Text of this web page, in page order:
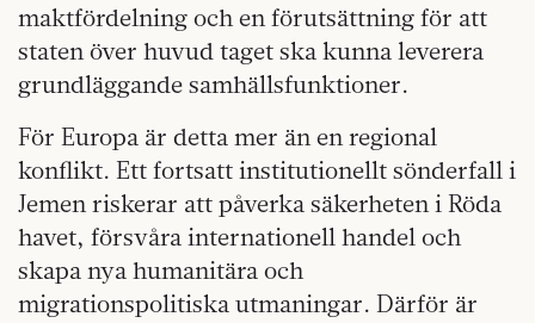
maktfördelning och en förutsättning för att
staten över huvud taget ska kunna leverera
grundläggande samhällsfunktioner.
För Europa är detta mer än en regional
konflikt. Ett fortsatt institutionellt sönderfall i
Jemen riskerar att påverka säkerheten i Röda
havet, försvåra internationell handel och
skapa nya humanitära och
migrationspolitiska utmaningar. Därför är